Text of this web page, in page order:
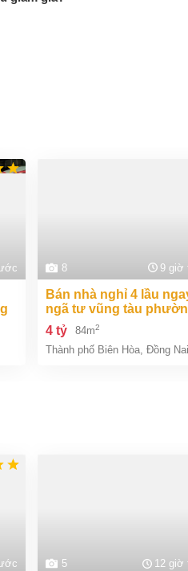
8 9 giờ
bán nhà nghỉ 4 lầu ngay
ngã tư vũng tàu
an bình biên hòa đồng
giá chỉ 4 tỷ
4 tỷ 84m2
Thành phố Biên Hòa, Đồng Nai
5 12 giờ